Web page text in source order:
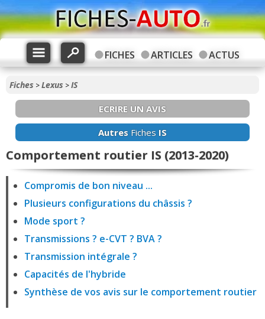
FICHES ARTICLES ACTUS
Fiches >Lexus >IS
ECRIRE UN AVIS
Autres Fiches IS
Comportement routier IS (2013-2020)
Compromis de bon niveau ...
Plusieurs configurations du châssis ?
Mode sport ?
Transmissions ? e-CVT ? BVA ?
Transmission intégrale ?
Capacités de l'hybride
Synthèse de vos avis sur le comportement routier